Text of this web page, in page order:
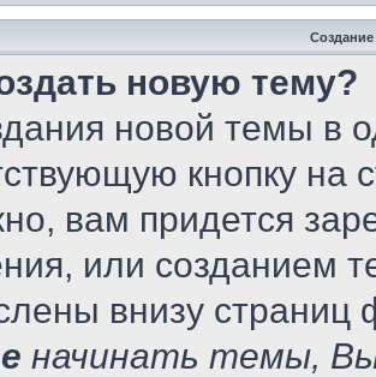
новую тему?
новой темы в
кнопку
вам придется
или созданием
внизу
начинать темы,